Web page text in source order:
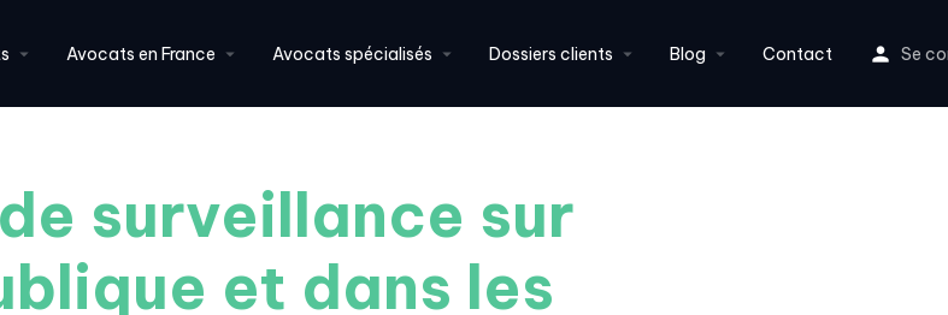
Avocats en France Avocats spécialisés Dossiers clients Blog Contact Se
surveillance sur
et dans les